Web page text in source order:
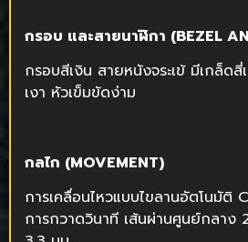
กรอบ และสายนาฬิกา (BEZEL
กรอบสีเงิน สายหนังจระเข้ มีเกล็ด
เงา หัวเข็มขัดง่าม
กลไก (MOVEMENT)
การเคลื่อนไหวแบบไขลานอัตโนมั
การกวาดวินาที เส้นผ่านศูนย์กลาง